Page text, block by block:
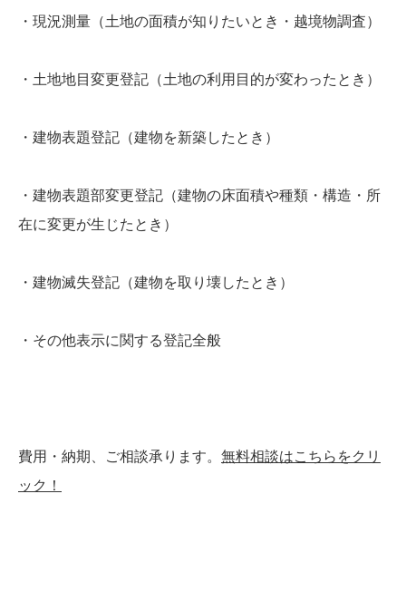
・現況測量（土地の面積が知りたいとき・越境物調査）
・土地地目変更登記（土地の利用目的が変わったとき）
・建物表題登記（建物を新築したとき）
・建物表題部変更登記（建物の床面積や種類・構造・所
在に変更が生じたとき）
・建物滅失登記（建物を取り壊したとき）
・その他表示に関する登記全般
費用・納期、ご相談承ります。 無料相談はこちらをクリ
ック！